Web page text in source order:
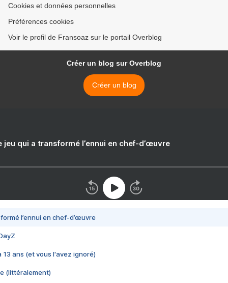
Cookies et données personnelles
Préférences cookies
Voir le profil de Fransoaz sur le portail Overblog
Créer un blog sur Overblog
Créer un blog
jeu qui a transformé l’ennui en chef-d’œuvre
l’ennui en chef-d’œuvre
13 ans (et vous l'avez ignoré)
(littéralement)